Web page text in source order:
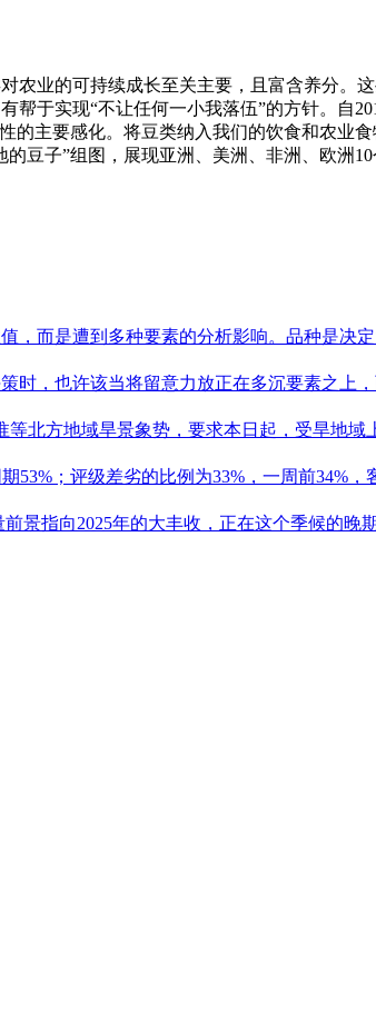
业的可持续成长至关主要，且富含养分。
于实现“不让任何一小我落伍”的方针。自
的主要感化。将豆类纳入我们的饮食和农业
豆子”组图，展现亚洲、美洲、非洲、欧洲
，而是遭到多种要素的分析影响。品种是决
时，也许该当将留意力放正在多沉要素之上
北方地域旱景象势，要求本日起，受旱地域
53%；评级差劣的比例为33%，一周前34%，
景指向2025年的大丰收，正在这个季候的晚